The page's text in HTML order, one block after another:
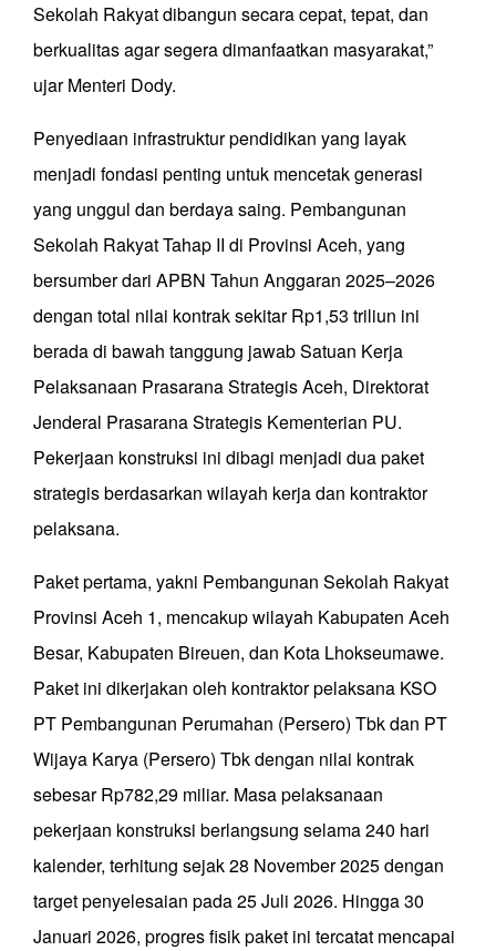
Sekolah Rakyat dibangun secara cepat, tepat, dan
berkualitas agar segera dimanfaatkan masyarakat,”
ujar Menteri Dody.
Penyediaan infrastruktur pendidikan yang layak
menjadi fondasi penting untuk mencetak generasi
yang unggul dan berdaya saing. Pembangunan
Sekolah Rakyat Tahap II di Provinsi Aceh, yang
bersumber dari APBN Tahun Anggaran 2025–2026
dengan total nilai kontrak sekitar Rp1,53 triliun ini
berada di bawah tanggung jawab Satuan Kerja
Pelaksanaan Prasarana Strategis Aceh, Direktorat
Jenderal Prasarana Strategis Kementerian PU.
Pekerjaan konstruksi ini dibagi menjadi dua paket
strategis berdasarkan wilayah kerja dan kontraktor
pelaksana.
Paket pertama, yakni Pembangunan Sekolah Rakyat
Provinsi Aceh 1, mencakup wilayah Kabupaten Aceh
Besar, Kabupaten Bireuen, dan Kota Lhokseumawe.
Paket ini dikerjakan oleh kontraktor pelaksana KSO
PT Pembangunan Perumahan (Persero) Tbk dan PT
Wijaya Karya (Persero) Tbk dengan nilai kontrak
sebesar Rp782,29 miliar. Masa pelaksanaan
pekerjaan konstruksi berlangsung selama 240 hari
kalender, terhitung sejak 28 November 2025 dengan
target penyelesaian pada 25 Juli 2026. Hingga 30
Januari 2026, progres fisik paket ini tercatat mencapai